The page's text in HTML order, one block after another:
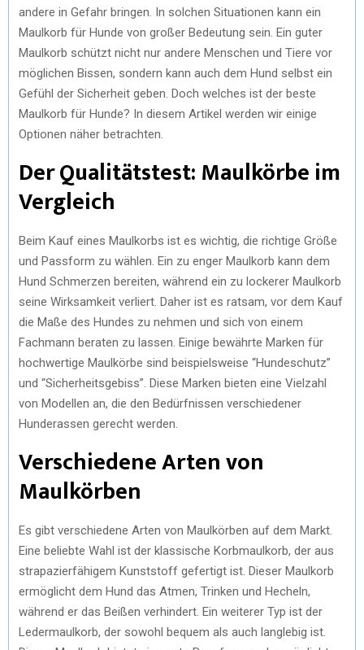
andere in Gefahr bringen. In solchen Situationen kann ein
Maulkorb für Hunde von großer Bedeutung sein. Ein guter
Maulkorb schützt nicht nur andere Menschen und Tiere vor
möglichen Bissen, sondern kann auch dem Hund selbst ein
Gefühl der Sicherheit geben. Doch welches ist der beste
Maulkorb für Hunde? In diesem Artikel werden wir einige
Optionen näher betrachten.
Der Qualitätstest: Maulkörbe im
Vergleich
Beim Kauf eines Maulkorbs ist es wichtig, die richtige Größe
und Passform zu wählen. Ein zu enger Maulkorb kann dem
Hund Schmerzen bereiten, während ein zu lockerer Maulkorb
seine Wirksamkeit verliert. Daher ist es ratsam, vor dem Kauf
die Maße des Hundes zu nehmen und sich von einem
Fachmann beraten zu lassen. Einige bewährte Marken für
hochwertige Maulkörbe sind beispielsweise “Hundeschutz”
und “Sicherheitsgebiss”. Diese Marken bieten eine Vielzahl
von Modellen an, die den Bedürfnissen verschiedener
Hunderassen gerecht werden.
Verschiedene Arten von
Maulkörben
Es gibt verschiedene Arten von Maulkörben auf dem Markt.
Eine beliebte Wahl ist der klassische Korbmaulkorb, der aus
strapazierfähigem Kunststoff gefertigt ist. Dieser Maulkorb
ermöglicht dem Hund das Atmen, Trinken und Hecheln,
während er das Beißen verhindert. Ein weiterer Typ ist der
Ledermaulkorb, der sowohl bequem als auch langlebig ist.